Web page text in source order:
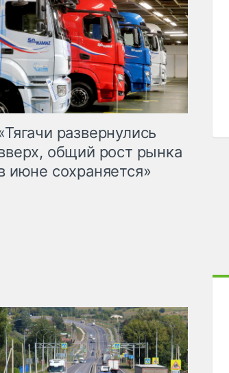
развернулись
общий рост рынка
июне сохраняется»